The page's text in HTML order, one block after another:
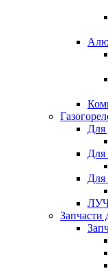
Для
Для
Для
Запчасти